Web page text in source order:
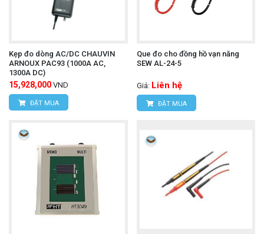
Kẹp đo dòng AC/DC CHAUVIN
ARNOUX PAC93 (1000A AC,
1300A DC)
15,928,000 VND
ĐẶT MUA
Que đo cho đồng hồ vạn năng
SEW AL-24-5
Giá: Liên hệ
ĐẶT MUA